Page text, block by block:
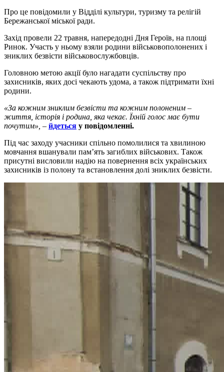
Про це повідомили у Відділі культури, туризму та релігій
Бережанської міської ради.
Захід провели 22 травня, напередодні Дня Героїв, на площі
Ринок. Участь у ньому взяли родини військовополонених і
зниклих безвісти військовослужбовців.
Головною метою акції було нагадати суспільству про
захисників, яких досі чекають удома, а також підтримати їхні
родини.
«За кожним зниклим безвісти та кожним полоненим –
життя, історія і родина, яка чекає. Їхній голос має бути
почутим», – йдеться у повідомленні.
Під час заходу учасники спільно помолилися та хвилиною
мовчання вшанували пам’ять загиблих військових. Також
присутні висловили надію на повернення всіх українських
захисників із полону та встановлення долі зниклих безвісти.